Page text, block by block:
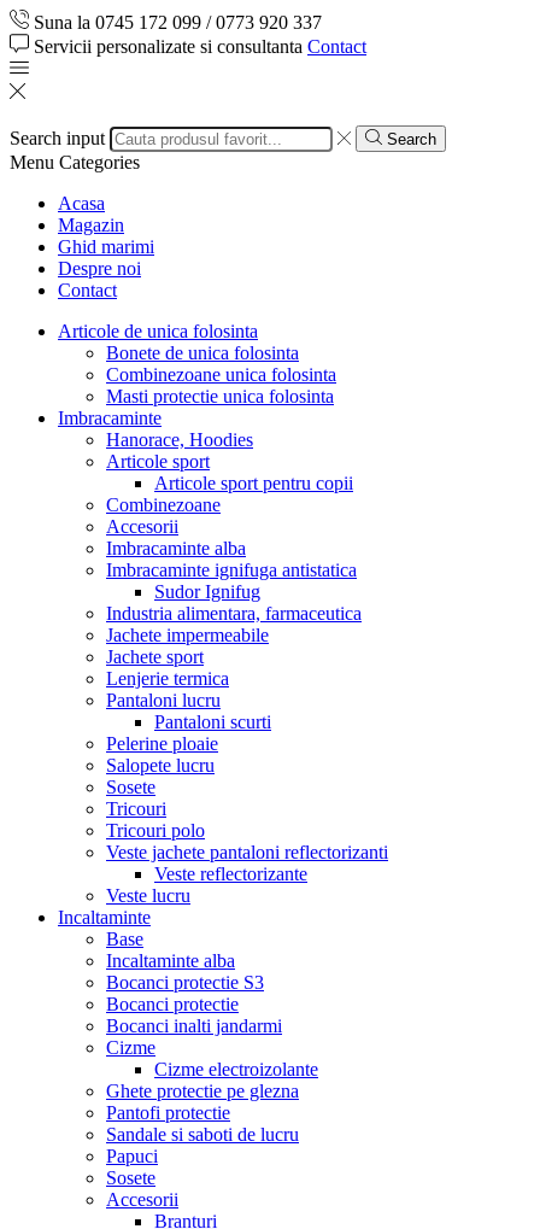
Suna la 0745 172 099 / 0773 920 337
Servicii personalizate si consultanta Contact
Search input Search
Menu Categories
Acasa
Magazin
Ghid marimi
Despre noi
Contact
Articole de unica folosinta
Bonete de unica folosinta
Combinezoane unica folosinta
Masti protectie unica folosinta
Imbracaminte
Hanorace, Hoodies
Articole sport
Articole sport pentru copii
Combinezoane
Accesorii
Imbracaminte alba
Imbracaminte ignifuga antistatica
Sudor Ignifug
Industria alimentara, farmaceutica
Jachete impermeabile
Jachete sport
Lenjerie termica
Pantaloni lucru
Pantaloni scurti
Pelerine ploaie
Salopete lucru
Sosete
Tricouri
Tricouri polo
Veste jachete pantaloni reflectorizanti
Veste reflectorizante
Veste lucru
Incaltaminte
Base
Incaltaminte alba
Bocanci protectie S3
Bocanci protectie
Bocanci inalti jandarmi
Cizme
Cizme electroizolante
Ghete protectie pe glezna
Pantofi protectie
Sandale si saboti de lucru
Papuci
Sosete
Accesorii
Branturi